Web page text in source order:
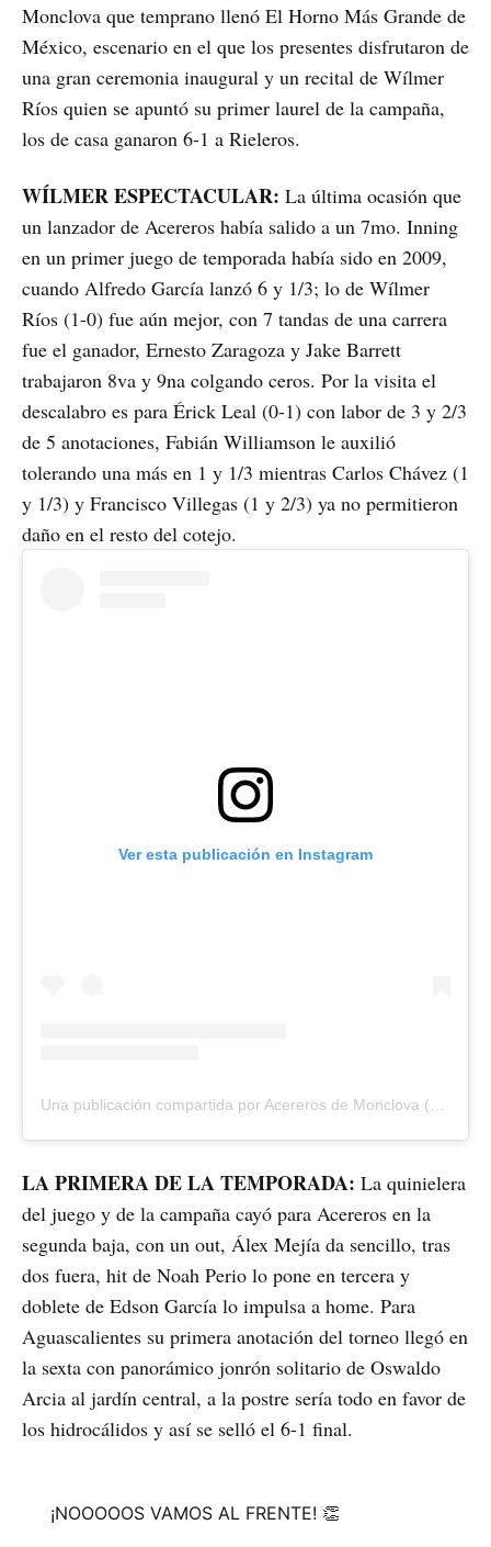
Monclova que temprano llenó El Horno Más Grande de
México, escenario en el que los presentes disfrutaron de
una gran ceremonia inaugural y un recital de Wílmer
Ríos quien se apuntó su primer laurel de la campaña,
los de casa ganaron 6-1 a Rieleros.
WÍLMER ESPECTACULAR: La última ocasión que
un lanzador de Acereros había salido a un 7mo. Inning
en un primer juego de temporada había sido en 2009,
cuando Alfredo García lanzó 6 y 1/3; lo de Wílmer
Ríos (1-0) fue aún mejor, con 7 tandas de una carrera
fue el ganador, Ernesto Zaragoza y Jake Barrett
trabajaron 8va y 9na colgando ceros. Por la visita el
descalabro es para Érick Leal (0-1) con labor de 3 y 2/3
de 5 anotaciones, Fabián Williamson le auxilió
tolerando una más en 1 y 1/3 mientras Carlos Chávez (1
y 1/3) y Francisco Villegas (1 y 2/3) ya no permitieron
daño en el resto del cotejo.
Ver esta publicación en Instagram
LA PRIMERA DE LA TEMPORADA: La quinielera
del juego y de la campaña cayó para Acereros en la
segunda baja, con un out, Álex Mejía da sencillo, tras
dos fuera, hit de Noah Perio lo pone en tercera y
doblete de Edson García lo impulsa a home. Para
Aguascalientes su primera anotación del torneo llegó en
la sexta con panorámico jonrón solitario de Oswaldo
Arcia al jardín central, a la postre sería todo en favor de
los hidrocálidos y así se selló el 6-1 final.
¡NOOOOOS VAMOS AL FRENTE! 👏